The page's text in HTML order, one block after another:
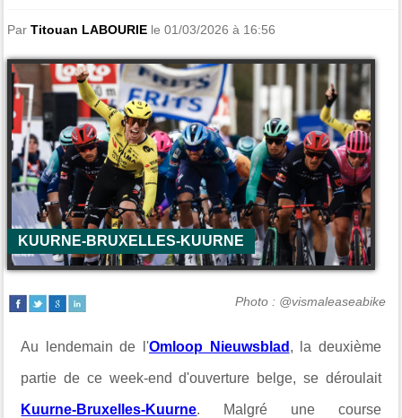
ParTitouan LABOURIE le 01/03/2026 à 16:56
KUURNE-BRUXELLES-KUURNE
Photo : @vismaleaseabike
Au lendemain de l'Omloop Nieuwsblad , la deuxième
partie de ce week-end d'ouverture belge, se déroulait
Kuurne-Bruxelles-Kuurne. Malgré une course